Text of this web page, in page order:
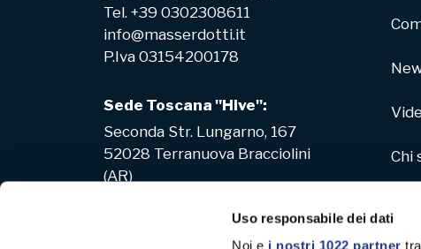
Uso responsabile dei dati
Noi e i nostri 1022 partner
Tel. +39 0302308611
info@masserdotti.it
P.Iva 03154200178
Sede Toscana "Hive":
Seconda Str. Lungarno, 167
52028 Terranuova Bracciolini
(AR)
Chi